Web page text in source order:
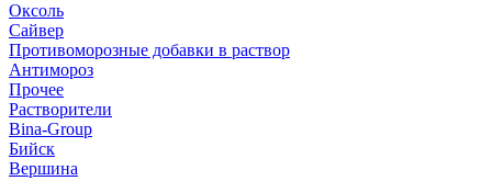
Оксоль
Сайвер
Противоморозные добавки в раствор
Антимороз
Прочее
Растворители
Bina-Group
Бийск
Вершина